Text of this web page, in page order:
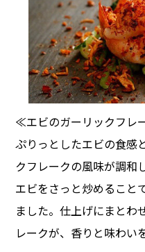
≪エビのガーリックフレ
ぷりっとしたエビの食感
クフレークの風味が調和
エビをさっと炒めること
ました。仕上げにまとわ
レークが、香りと味わい